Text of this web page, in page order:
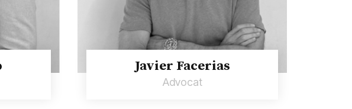
Javier Facerias
Advocat